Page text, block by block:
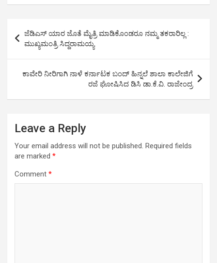
at
s
A
p
p
ce
b
o
o
k
tt
er
ail py
Li
n
k
ar
e
navigation
ಜೆಡಿಎಸ್ ಯಾರ ಜೊತೆ ಮೈತ್ರಿ ಮಾಡಿಕೊಂಡರೂ ನಮ್ಮ ತಕರಾರಿಲ್ಲ :
ಮುಖ್ಯಮಂತ್ರಿ ಸಿದ್ದರಾಮಯ್ಯ
ಕಾವೇರಿ ನೀರಿಗಾಗಿ ನಾಳೆ ಕರ್ನಾಟಕ ಬಂದ್ ಹಿನ್ನಲೆ ಶಾಲಾ ಕಾಲೇಜಿಗೆ
ರಜೆ ಘೋಷಿಸಿದ ಡಿಸಿ ಡಾ.ಕೆ.ವಿ. ರಾಜೇಂದ್ರ
Leave a Reply
Your email address will not be published. Required fields
are marked *
Comment *